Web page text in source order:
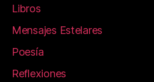
Libros
Mensajes Estelares
Poesía
Reflexiones